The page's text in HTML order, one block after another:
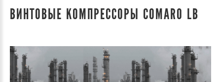
ВИНТОВЫЕ КОМПРЕССОРЫ COMARO LB